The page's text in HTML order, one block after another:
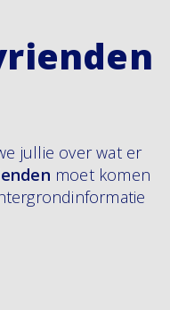
jullie over wat er
moet komen